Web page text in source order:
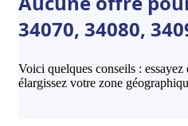
34070, 34080,
Voici quelques conseils :
élargissez votre zone